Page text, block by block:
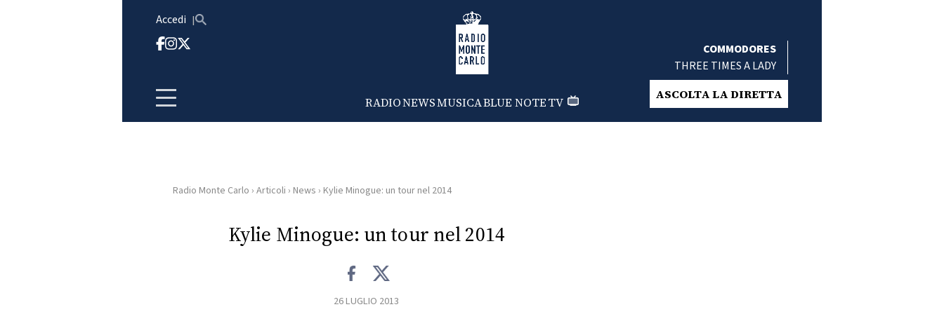
Accedi Radio Monte Carlo
RADIONEWSMUSICABLUE NOTETV
COMMODORES
THREE TIMES A LADY
ASCOLTA LA DIRETTA
HOMERadio Monte Carlo › Articoli › News › Kylie Minogue: un tour nel 2014
Kylie Minogue: un tour nel 2014
26 LUGLIO 2013